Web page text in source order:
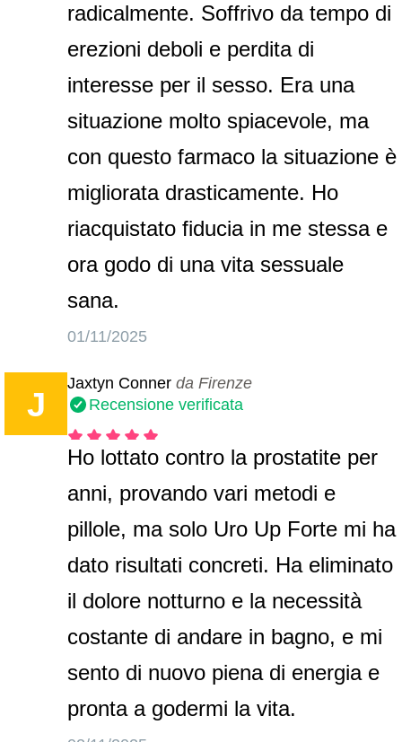
radicalmente. Soffrivo da tempo di
erezioni deboli e perdita di
interesse per il sesso. Era una
situazione molto spiacevole, ma
con questo farmaco la situazione è
migliorata drasticamente. Ho
riacquistato fiducia in me stessa e
ora godo di una vita sessuale
sana.
01/11/2025
J
Jaxtyn Conner da Firenze
Recensione verificata
Ho lottato contro la prostatite per
anni, provando vari metodi e
pillole, ma solo Uro Up Forte mi ha
dato risultati concreti. Ha eliminato
il dolore notturno e la necessità
costante di andare in bagno, e mi
sento di nuovo piena di energia e
pronta a godermi la vita.